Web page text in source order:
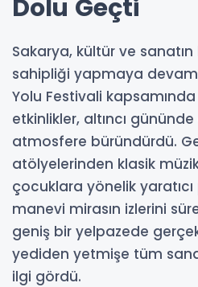
Dolu Geçti
Sakarya, kültür ve
sahipliği yapmaya
Yolu Festivali
etkinlikler, altıncı
atmosfere büründürdü.
atölyelerinden klasik
çocuklara yönelik
manevi mirasın izlerini
geniş bir yelpazede
yediden yetmişe tüm
ilgi gördü.